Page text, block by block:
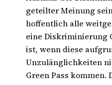
geteilter Meinung
hoffentlich alle
eine Diskriminierung
ist, wenn diese
Unzulänglichkeiten
Green Pass kommen.